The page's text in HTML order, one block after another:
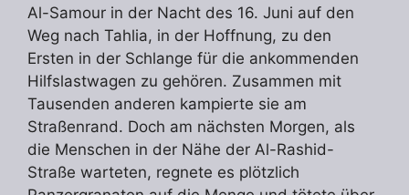
Al-Samour in der Nacht des 16. Juni auf den
Weg nach Tahlia, in der Hoffnung, zu den
Ersten in der Schlange für die ankommenden
Hilfslastwagen zu gehören. Zusammen mit
Tausenden anderen kampierte sie am
Straßenrand. Doch am nächsten Morgen, als
die Menschen in der Nähe der Al-Rashid-
Straße warteten, regnete es plötzlich